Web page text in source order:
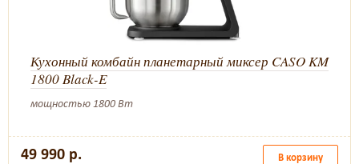
Кухонный комбайн планетарный миксер CASO KM
1800 Black-E
мощностью 1800 Вт
49 990 р. В корзину